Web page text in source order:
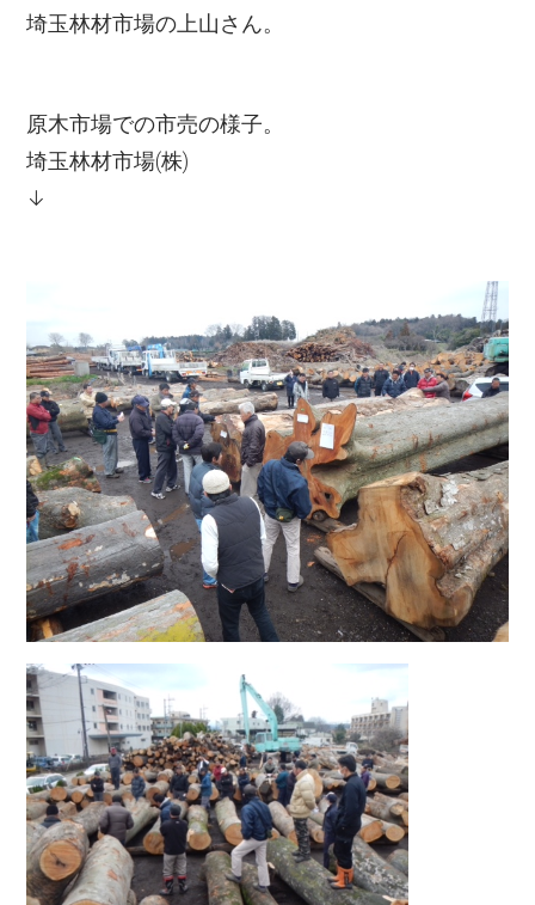
埼玉林材市場の上山さん。
原木市場での市売の様子。
埼玉林材市場(株)
↓